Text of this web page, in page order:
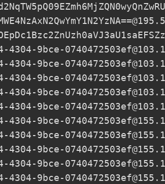
4304-9bce-
4304-9bce-
4304-9bce-
4304-9bce-
4304-9bce-
4304-9bce-
4304-9bce-
4304-9bce-
4304-9bce-
4304-9bce-